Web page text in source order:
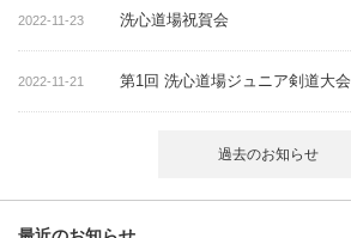
2022-11-23 洗心道場祝賀会
2022-11-21 第1回 洗心道場ジュニア剣道大会
過去のお知らせ